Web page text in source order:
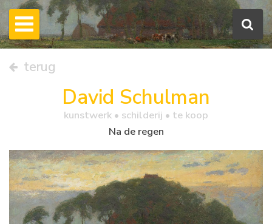
terug
David Schulman
kunstwerk • schilderij • te koop
Na de regen